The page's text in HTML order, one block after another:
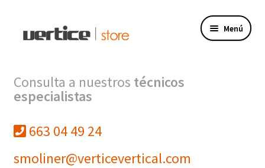
Menú
Productos
Finalizar compra
Mi cuenta
Consulta a nuestros técnicos
especialistas
663 04 49 24
smoliner@verticevertical.com